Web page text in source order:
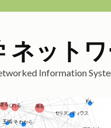
ネット
Information